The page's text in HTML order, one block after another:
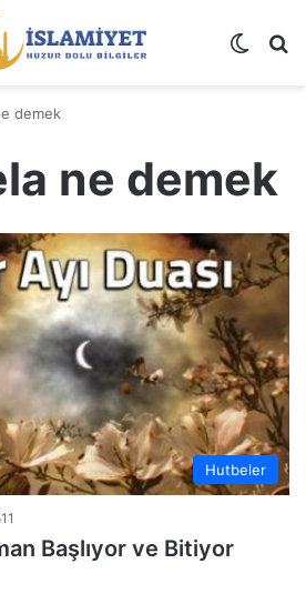
Dış
demek
ne demek
Hutbeler
Başlıyor ve Bitiyor